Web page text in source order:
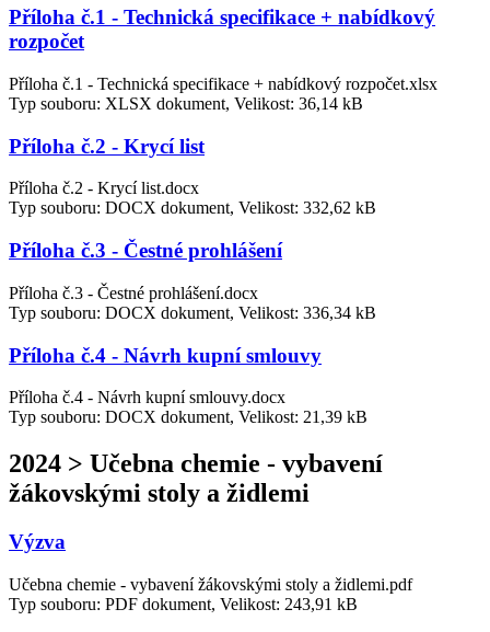
Příloha č.1 - Technická specifikace + nabídkový
rozpočet
Příloha č.1 - Technická specifikace + nabídkový rozpočet.xlsx
Typ souboru: XLSX dokument, Velikost: 36,14 kB
Příloha č.2 - Krycí list
Příloha č.2 - Krycí list.docx
Typ souboru: DOCX dokument, Velikost: 332,62 kB
Příloha č.3 - Čestné prohlášení
Příloha č.3 - Čestné prohlášení.docx
Typ souboru: DOCX dokument, Velikost: 336,34 kB
Příloha č.4 - Návrh kupní smlouvy
Příloha č.4 - Návrh kupní smlouvy.docx
Typ souboru: DOCX dokument, Velikost: 21,39 kB
2024 > Učebna chemie - vybavení
žákovskými stoly a židlemi
Výzva
Učebna chemie - vybavení žákovskými stoly a židlemi.pdf
Typ souboru: PDF dokument, Velikost: 243,91 kB